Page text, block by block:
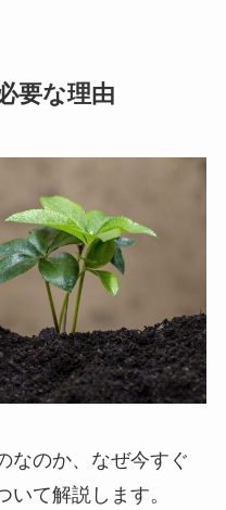
要な理由
なのか、なぜ今すぐ
て解説します。